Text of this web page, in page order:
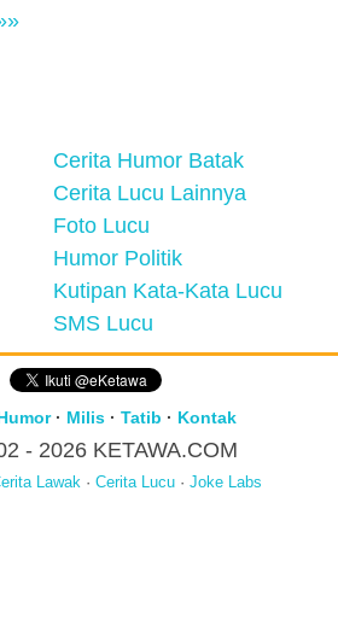
Cerita Humor Batak
Cerita Lucu Lainnya
Foto Lucu
Humor Politik
Kutipan Kata-Kata Lucu
SMS Lucu
· Milis · Tatib · Kontak
- 2026 KETAWA.COM
Lawak · Cerita Lucu · Joke Labs